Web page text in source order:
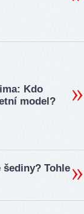
Kdo
model?
Tohle